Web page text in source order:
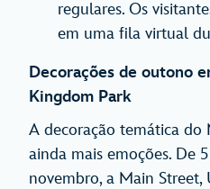
regulares. Os
em uma fila virtual
Decorações de outono
Kingdom Park
A decoração temática do
ainda mais emoções. De
novembro, a Main Street,